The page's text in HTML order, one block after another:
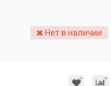
Нет в наличии